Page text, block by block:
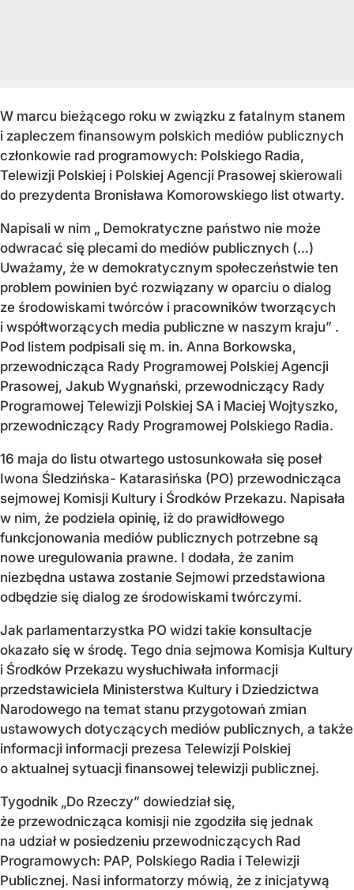
W marcu bieżącego roku w związku z fatalnym stanem
i zapleczem finansowym polskich mediów publicznych
członkowie rad programowych: Polskiego Radia,
Telewizji Polskiej i Polskiej Agencji Prasowej skierowali
do prezydenta Bronisława Komorowskiego list otwarty.
Napisali w nim „ Demokratyczne państwo nie może
odwracać się plecami do mediów publicznych (…)
Uważamy, że w demokratycznym społeczeństwie ten
problem powinien być rozwiązany w oparciu o dialog
ze środowiskami twórców i pracowników tworzących
i współtworzących media publiczne w naszym kraju” .
Pod listem podpisali się m. in. Anna Borkowska,
przewodnicząca Rady Programowej Polskiej Agencji
Prasowej, Jakub Wygnański, przewodniczący Rady
Programowej Telewizji Polskiej SA i Maciej Wojtyszko,
przewodniczący Rady Programowej Polskiego Radia.
16 maja do listu otwartego ustosunkowała się poseł
Iwona Śledzińska- Katarasińska (PO) przewodnicząca
sejmowej Komisji Kultury i Środków Przekazu. Napisała
w nim, że podziela opinię, iż do prawidłowego
funkcjonowania mediów publicznych potrzebne są
nowe uregulowania prawne. I dodała, że zanim
niezbędna ustawa zostanie Sejmowi przedstawiona
odbędzie się dialog ze środowiskami twórczymi.
Jak parlamentarzystka PO widzi takie konsultacje
okazało się w środę. Tego dnia sejmowa Komisja Kultury
i Środków Przekazu wysłuchiwała informacji
przedstawiciela Ministerstwa Kultury i Dziedzictwa
Narodowego na temat stanu przygotowań zmian
ustawowych dotyczących mediów publicznych, a także
informacji informacji prezesa Telewizji Polskiej
o aktualnej sytuacji finansowej telewizji publicznej.
Tygodnik „Do Rzeczy” dowiedział się,
że przewodnicząca komisji nie zgodziła się jednak
na udział w posiedzeniu przewodniczących Rad
Programowych: PAP, Polskiego Radia i Telewizji
Publicznej. Nasi informatorzy mówią, że z inicjatywą